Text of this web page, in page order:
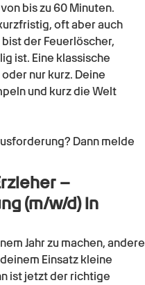
bis zu 60 Minuten.
oft aber auch
der Feuerlöscher,
ist. Eine klassische
nur kurz. Deine
und kurz die Welt
Dann melde
–
(m/w/d)in
Jahr zu machen, andere
Einsatz kleine
ist jetzt der richtige